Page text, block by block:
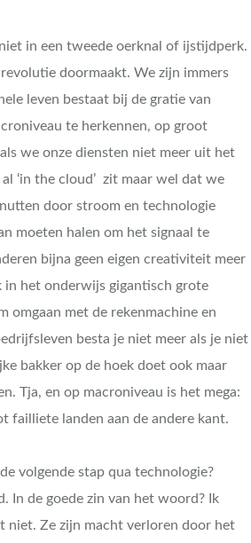
in een tweede oerknal of ijstijdperk.
doormaakt. We zijn immers
leven bestaat bij de gratie van
te herkennen, op groot
we onze diensten niet meer uit het
‘in the cloud’ zit maar wel dat we
door stroom en technologie
moeten halen om het signaal te
bijna geen eigen creativiteit meer
in het onderwijs gigantisch grote
omgaan met de rekenmachine en
besta je niet meer als je niet
bakker op de hoek doet ook maar
Tja, en op macroniveau is het mega:
failliete landen aan de andere kant.
volgende stap qua technologie?
In de goede zin van het woord? Ik
niet. Ze zijn macht verloren door het